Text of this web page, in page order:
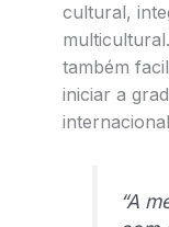
cultural,
também
iniciar a
“A